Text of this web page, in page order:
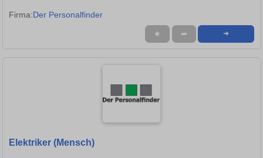
Firma:Der Personalfinder
★ ➦ ➜
Elektriker (Mensch)